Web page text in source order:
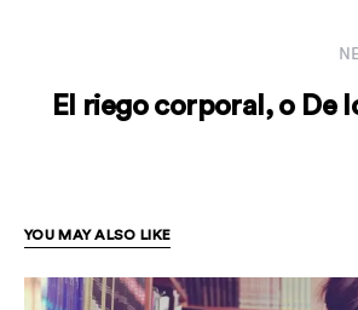
El riego corporal, o De
YOU MAY ALSO LIKE